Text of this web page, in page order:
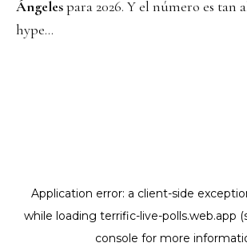
Ángelespara 2026. Y el número es tan
hype…